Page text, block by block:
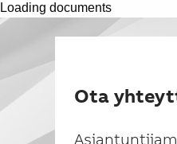
Loading documents
Ota